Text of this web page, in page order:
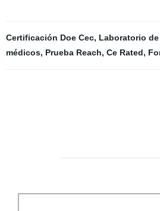
Certificación Doe Cec, Laboratorio
médicos, Prueba Reach, Ce Rated,